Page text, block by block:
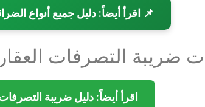
📌 اقرأ أيضاً: دليل جميع أنواع
ضريبة التصرفات العقارية
اقرأ أيضاً: دليل ضريبة